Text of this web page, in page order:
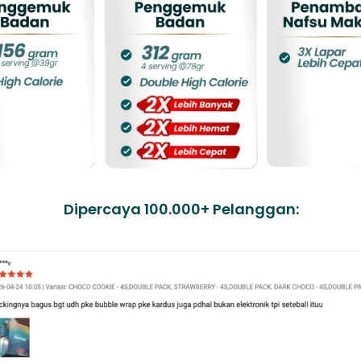
Dipercaya 100.000+ Pelanggan: